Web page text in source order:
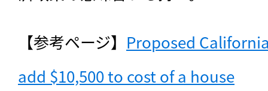
【参考ページ】 Proposed
add $10,500 to cost of a house